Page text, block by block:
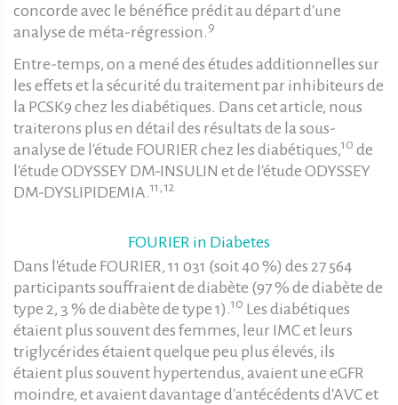
concorde avec le bénéfice prédit au départ d'une
analyse de méta-régression. 9
Entre-temps, on a mené des études additionnelles sur
les effets et la sécurité du traitement par inhibiteurs de
la PCSK9 chez les diabétiques. Dans cet article, nous
traiterons plus en détail des résultats de la sous-
analyse de l'étude FOURIER chez les diabétiques,10 de
l'étude ODYSSEY DM-INSULIN et de l'étude ODYSSEY
DM-DYSLIPIDEMIA.11, 12
FOURIER in Diabetes
Dans l'étude FOURIER, 11 031 (soit 40 %) des 27 564
participants souffraient de diabète (97 % de diabète de
type 2, 3 % de diabète de type 1).10 Les diabétiques
étaient plus souvent des femmes, leur IMC et leurs
triglycérides étaient quelque peu plus élevés, ils
étaient plus souvent hypertendus, avaient une eGFR
moindre, et avaient davantage d'antécédents d'AVC et